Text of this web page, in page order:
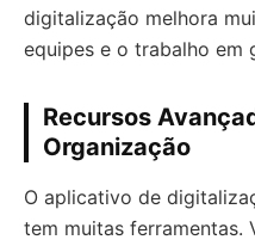
digitalização melhora
equipes e o trabalho em
Recursos
Organização
O aplicativo de
tem muitas ferramentas.